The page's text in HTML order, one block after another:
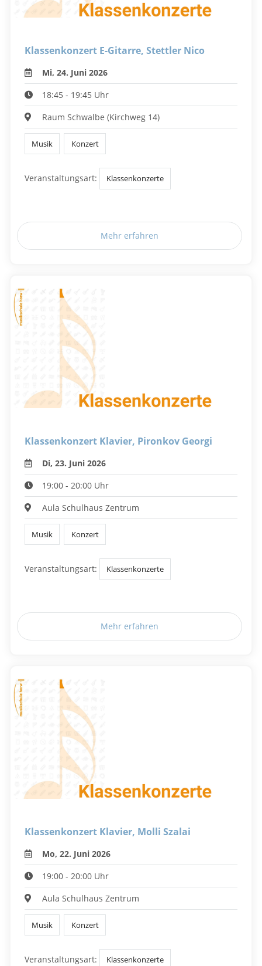
Klassenkonzert E-Gitarre, Stettler Nico
Mi, 24. Juni 2026
18:45 - 19:45 Uhr
Raum Schwalbe (Kirchweg 14)
Musik Konzert
Veranstaltungsart: Klassenkonzerte
Mehr erfahren
Klassenkonzert Klavier, Pironkov Georgi
Di, 23. Juni 2026
19:00 - 20:00 Uhr
Aula Schulhaus Zentrum
Musik Konzert
Veranstaltungsart: Klassenkonzerte
Mehr erfahren
Klassenkonzert Klavier, Molli Szalai
Mo, 22. Juni 2026
19:00 - 20:00 Uhr
Aula Schulhaus Zentrum
Musik Konzert
Veranstaltungsart: Klassenkonzerte